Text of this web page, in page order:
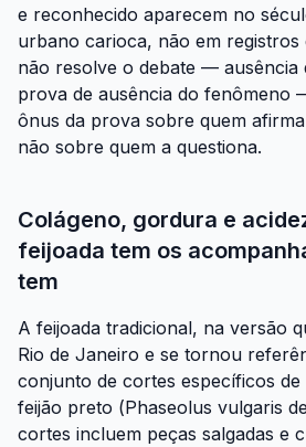
e reconhecido aparecem no
urbano carioca, não em registros
não resolve o debate — ausência
prova de ausência do fenômeno
ônus da prova sobre quem
não sobre quem a questiona.
Colágeno, gordura e
feijoada tem os
tem
A feijoada tradicional, na versão
Rio de Janeiro e se tornou
conjunto de cortes específicos
feijão preto (Phaseolus vulgaris
cortes incluem peças salgadas e